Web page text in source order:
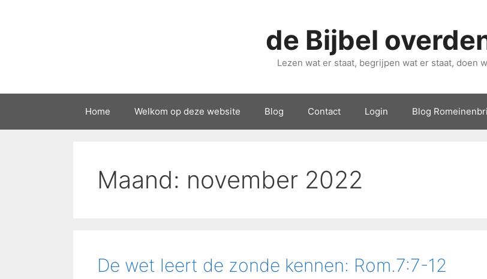
de Bijbel
Lezen wat er staat, begrijpen wat er staat, doen
Home Welkom op deze website Blog Contact Login Blog
Maand: november 2022
De wet leert de zonde kennen: Rom.7:7-12